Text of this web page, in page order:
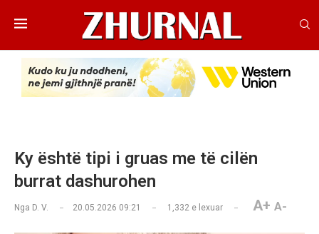
Ky është tipi i gruas me të cilën
burrat dashurohen
Nga D. V. 20.05.2026 09:21 1,332 e lexuar A+ A-